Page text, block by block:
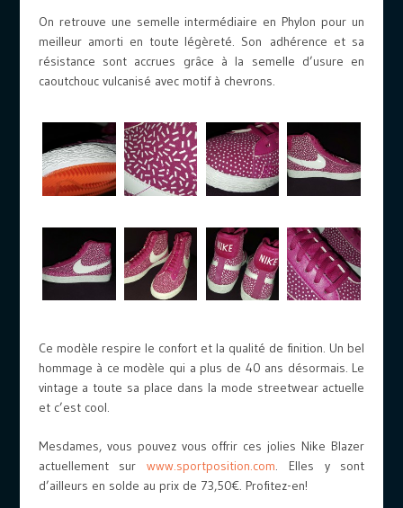
On retrouve une semelle intermédiaire en Phylon pour un
meilleur amorti en toute légèreté. Son adhérence et sa
résistance sont accrues grâce à la semelle d’usure en
caoutchouc vulcanisé avec motif à chevrons.
Ce modèle respire le confort et la qualité de finition. Un bel
hommage à ce modèle qui a plus de 40 ans désormais. Le
vintage a toute sa place dans la mode streetwear actuelle
et c’est cool.
Mesdames, vous pouvez vous offrir ces jolies Nike Blazer
actuellement surwww.sportposition.com. Elles y sont
d’ailleurs en solde au prix de 73,50€. Profitez-en!